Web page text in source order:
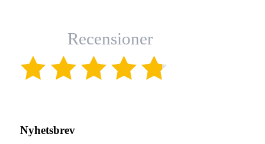
Recensioner
Nyhetsbrev